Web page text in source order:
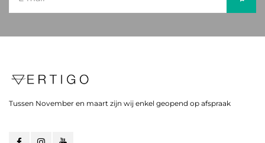
Tussen November en maart zijn wij enkel geopend op afspraak